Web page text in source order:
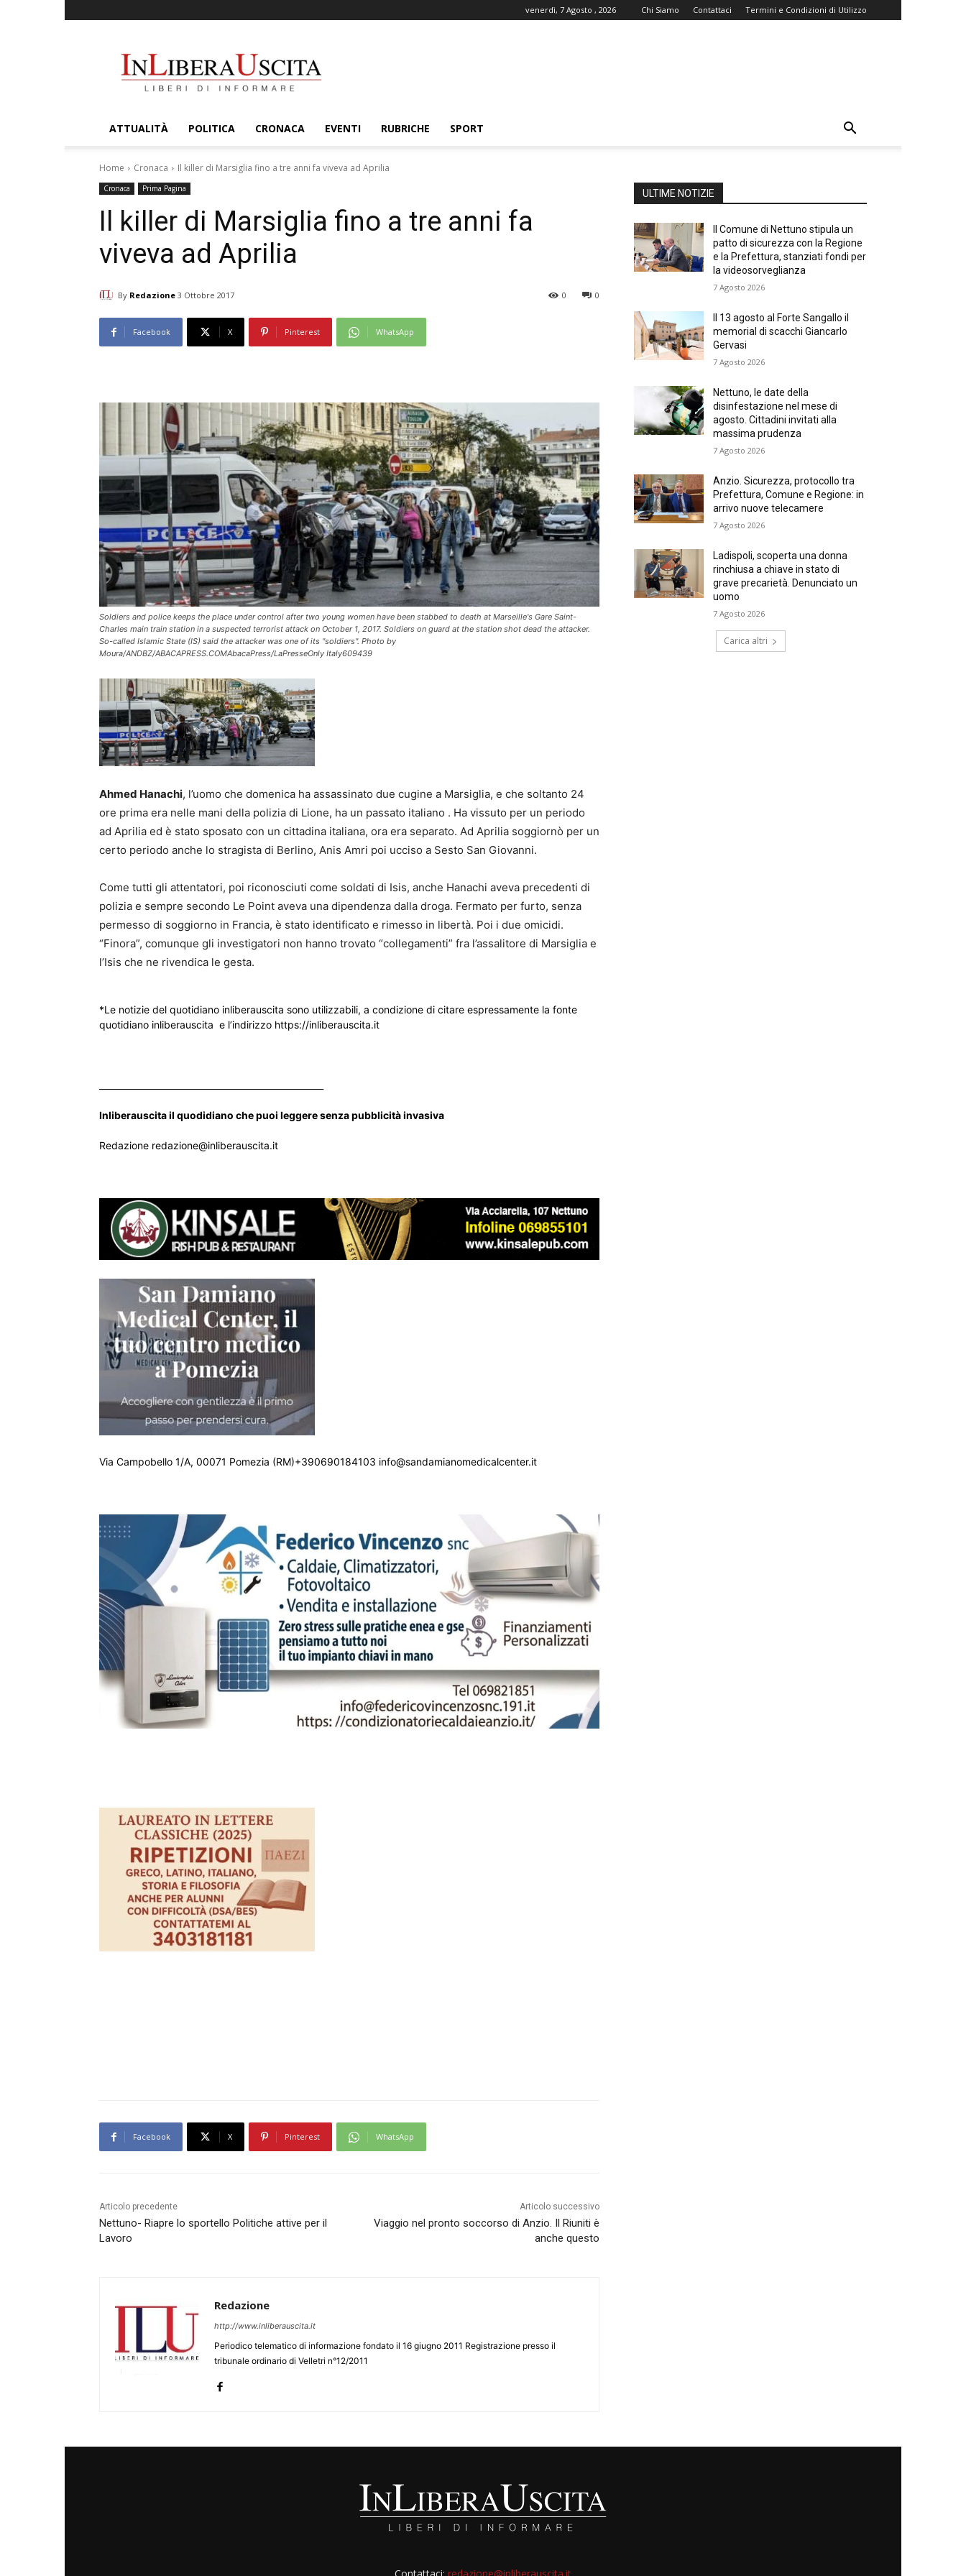
venerdì, 7 Agosto , 2026 Chi Siamo Contattaci Termini e Condizioni di Utilizzo
ATTUALITÀ POLITICA CRONACA EVENTI RUBRICHE SPORT
Home Cronaca Il killer di Marsiglia fino a tre anni fa viveva ad Aprilia
Cronaca Prima Pagina
Il killer di Marsiglia fino a tre anni fa
viveva ad Aprilia
By Redazione 3 Ottobre 2017 0
0
Facebook X Pinterest WhatsApp
Soldiers and police keeps the place under control after two young women have been stabbed to death at Marseille's Gare Saint-
Charles main train station in a suspected terrorist attack on October 1, 2017. Soldiers on guard at the station shot dead the attacker.
So-called Islamic State (IS) said the attacker was one of its "soldiers". Photo by
Moura/ANDBZ/ABACAPRESS.COMAbacaPress/LaPresseOnly Italy609439
Ahmed Hanachi, l’uomo che domenica ha assassinato due cugine a Marsiglia, e che soltanto 24
ore prima era nelle mani della polizia di Lione, ha un passato italiano . Ha vissuto per un periodo
ad Aprilia ed è stato sposato con un cittadina italiana, ora era separato. Ad Aprilia soggiornò per un
certo periodo anche lo stragista di Berlino, Anis Amri poi ucciso a Sesto San Giovanni.
Come tutti gli attentatori, poi riconosciuti come soldati di Isis, anche Hanachi aveva precedenti di
polizia e sempre secondo Le Point aveva una dipendenza dalla droga. Fermato per furto, senza
permesso di soggiorno in Francia, è stato identificato e rimesso in libertà. Poi i due omicidi.
“Finora”, comunque gli investigatori non hanno trovato “collegamenti” fra l’assalitore di Marsiglia e
l’Isis che ne rivendica le gesta.
*Le notizie del quotidiano inliberauscita sono utilizzabili, a condizione di citare espressamente la fonte
quotidiano inliberauscita e l’indirizzo https://inliberauscita.it
Inliberauscita il quodidiano che puoi leggere senza pubblicità invasiva
Redazione redazione@inliberauscita.it
Via Campobello 1/A, 00071 Pomezia (RM)+390690184103 info@sandamianomedicalcenter.it
Facebook X Pinterest WhatsApp
Articolo precedente
Nettuno- Riapre lo sportello Politiche attive per il
Lavoro
Articolo successivo
Viaggio nel pronto soccorso di Anzio. Il Riuniti è
anche questo
Redazione
http://www.inliberauscita.it
Periodico telematico di informazione fondato il 16 giugno 2011 Registrazione presso il
tribunale ordinario di Velletri n°12/2011
ULTIME NOTIZIE
Il Comune di Nettuno stipula un
patto di sicurezza con la Regione
e la Prefettura, stanziati fondi per
la videosorveglianza
7 Agosto 2026
Il 13 agosto al Forte Sangallo il
memorial di scacchi Giancarlo
Gervasi
7 Agosto 2026
Nettuno, le date della
disinfestazione nel mese di
agosto. Cittadini invitati alla
massima prudenza
7 Agosto 2026
Anzio. Sicurezza, protocollo tra
Prefettura, Comune e Regione: in
arrivo nuove telecamere
7 Agosto 2026
Ladispoli, scoperta una donna
rinchiusa a chiave in stato di
grave precarietà. Denunciato un
uomo
7 Agosto 2026
Carica altri